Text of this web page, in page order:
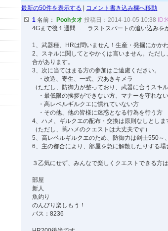
最新の50件を表示する
コメント書き込み欄へ移動
1 名前： Poohタオ 投稿日：2014-10-05 10:38
4Gまで後１週間… ラストスパートの追い込みを
1、武器種、HRは問いません！生産・発掘にかか
2、スキルに関してとやかくは言いません。ただ
合があります。
3、次に当てはまる方の参加はご遠慮ください。
・改造、寄生、一式、穴あきキメラ
（ただし、防御力が整っており、武器に合うスキ
・最低限の挨拶ができない方、マナーを守れな
・高レベルギルクエに慣れていない方
・その他、他の皆様に迷惑となる行為を行う方
4、ハメ、ギルクエの配布・交換は原則なしとしま
（ただし、蔦ハメのクエストは大丈夫です）
5、高レベルギルクエのため、防御力は剣士550～
6、主の都合により、部屋を急に解散したりする場
３乙気にせず、みんなで楽しくクエストできる方
部屋
新人
魚釣り
のんびり楽しもう！
パス：8236